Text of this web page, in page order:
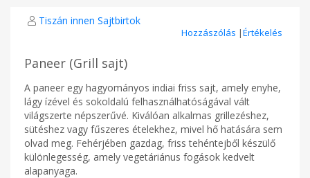
Tiszán innen Sajtbirtok
Hozzászólás |Értékelés
Paneer (Grill sajt)
A paneer egy hagyományos indiai friss sajt, amely enyhe,
lágy ízével és sokoldalú felhasználhatóságával vált
világszerte népszerűvé. Kiválóan alkalmas grillezéshez,
sütéshez vagy fűszeres ételekhez, mivel hő hatására sem
olvad meg. Fehérjében gazdag, friss tehéntejből készülő
különlegesség, amely vegetáriánus fogások kedvelt
alapanyaga.